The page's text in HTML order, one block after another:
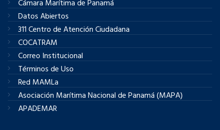
Cámara Marítima de Panamá
Datos Abiertos
311 Centro de Atención Ciudadana
COCATRAM
Correo Institucional
Términos de Uso
Red MAMLa
Asociación Marítima Nacional de Panamá (MAPA)
APADEMAR